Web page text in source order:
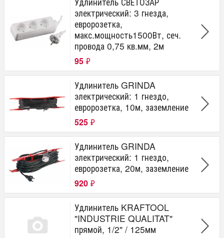
электрический: 3 гнезда,
евророзетка,
макс.мощность1500Вт, сеч.
провода 0,75 кв.мм, 2м
95 ₽
Удлинитель GRINDA
электрический: 1 гнездо,
евророзетка, 10м, заземление
525 ₽
Удлинитель GRINDA
электрический: 1 гнездо,
евророзетка, 20м, заземление
920 ₽
Удлинитель KRAFTOOL
"INDUSTRIE QUALITAT"
прямой, 1/2" / 125мм